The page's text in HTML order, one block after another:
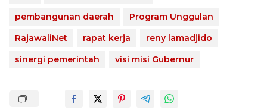
pembangunan daerah
Program Unggulan
RajawaliNet
rapat kerja
reny lamadjido
sinergi pemerintah
visi misi Gubernur